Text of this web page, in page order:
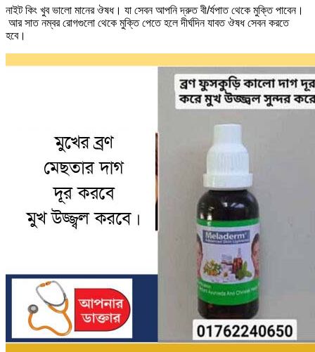
নাইট কিং খুব ভালো মানের ঔষধ। যা সেবন আপনি দ্রুত বী/র্যপাত থেকে মুক্তি পাবেন।
আর সাত নম্বর রোগগুলো থেকে মুক্তি পেতে হলে দীর্ঘদিন যাবত ঔষধ সেবন করতে
হবে।